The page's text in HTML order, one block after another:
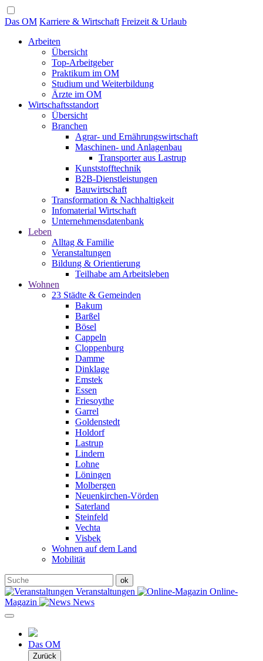
Das OM Karriere & Wirtschaft Freizeit & Urlaub
Arbeiten
Übersicht
Top-Arbeitgeber
Praktikum im OM
Studium und Weiterbildung
Ärzte im OM
Wirtschaftsstandort
Übersicht
Branchen
Agrar- und Ernährungswirtschaft
Maschinen- und Anlagenbau
Transporter aus Lastrup
Kunststofftechnik
B2B-Dienstleistungen
Bauwirtschaft
Transformation & Nachhaltigkeit
Infomaterial Wirtschaft
Unternehmensdatenbank
Leben
Alltag & Familie
Veranstaltungen
Bildung & Orientierung
Teilhabe am Arbeitsleben
Wohnen
23 Städte & Gemeinden
Bakum
Barßel
Bösel
Cappeln
Cloppenburg
Damme
Dinklage
Emstek
Essen
Friesoythe
Garrel
Goldenstedt
Holdorf
Lastrup
Lindern
Lohne
Löningen
Molbergen
Neuenkirchen-Vörden
Saterland
Steinfeld
Vechta
Visbek
Wohnen auf dem Land
Mobilität
Veranstaltungen
Online-
Magazin
News
Das OM
Zurück